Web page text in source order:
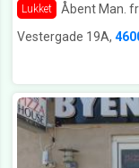
Lukket Åbent Man.
Vestergade 19A,